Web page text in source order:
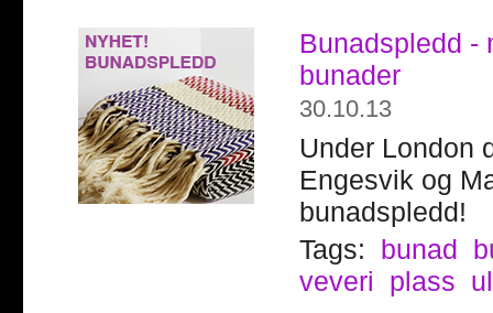
Bunadspledd -
bunader
30.10.13
Under London
Engesvik og
bunadspledd!
Tags:
bunad
veveri
plass